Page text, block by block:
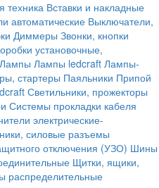
техника Вставки и накладные
автоматические Выключатели,
Диммеры Звонки, кнопки
установочные,
Лампы Лампы ledcraft Лампы-
стартеры Паяльники Припой
Светильники, прожекторы
Системы прокладки кабеля
электрические-
силовые разъемы
отключения (УЗО) Шины
Щитки, ящики,
распределительные